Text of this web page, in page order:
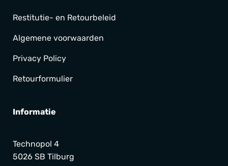
Restitutie- en Retourbeleid
Algemene voorwaarden
Privacy Policy
Retourformulier
Informatie
Technopol 4
5026 SB Tilburg